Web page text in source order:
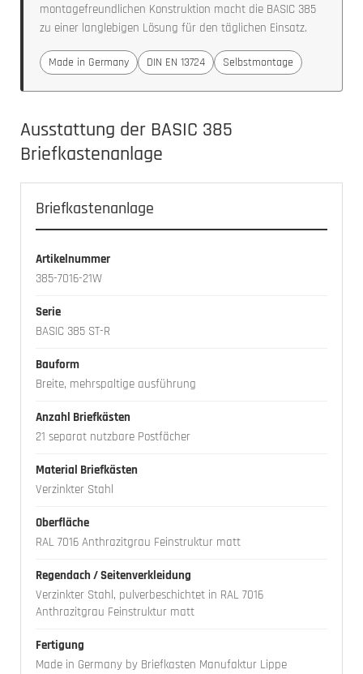
montagefreundlichen Konstruktion macht die BASIC 385
zu einer langlebigen Lösung für den täglichen Einsatz.
Made in Germany DIN EN 13724 Selbstmontage
Ausstattung der BASIC 385
Briefkastenanlage
Briefkastenanlage
Artikelnummer
385-7016-21W
Serie
BASIC 385 ST-R
Bauform
Breite, mehrspaltige ausführung
Anzahl Briefkästen
21 separat nutzbare Postfächer
Material Briefkästen
Verzinkter Stahl
Oberfläche
RAL 7016 Anthrazitgrau Feinstruktur matt
Regendach / Seitenverkleidung
Verzinkter Stahl, pulverbeschichtet in RAL 7016
Anthrazitgrau Feinstruktur matt
Fertigung
Made in Germany by Briefkasten Manufaktur Lippe